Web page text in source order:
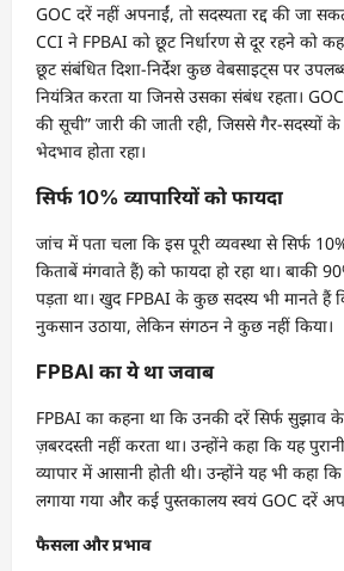
GOC दरें नहीं अपनाईं, तो सदस्यता रद्द की जा
CCI ने FPBAI को छूट निर्धारण से दूर रहने को
छूट संबंधित दिशा-निर्देश कुछ वेबसाइट्स पर
नियंत्रित करता या जिनसे उसका संबंध रहता। GOC
की सूची” जारी की जाती रही, जिससे गैर-सदस्यों
भेदभाव होता रहा।
सिर्फ 10% व्यापारियों को फायदा
जांच में पता चला कि इस पूरी व्यवस्था से सिर्फ
किताबें मंगवाते हैं) को फायदा हो रहा था। बाकी
पड़ता था। खुद FPBAI के कुछ सदस्य भी मानते हैं
नुकसान उठाया, लेकिन संगठन ने कुछ नहीं किया।
FPBAI का ये था जवाब
FPBAI का कहना था कि उनकी दरें सिर्फ सुझाव के
ज़बरदस्ती नहीं करता था। उन्होंने कहा कि यह
व्यापार में आसानी होती थी। उन्होंने यह भी कहा
लगाया गया और कई पुस्तकालय स्वयं GOC दरें
फैसला और प्रभाव